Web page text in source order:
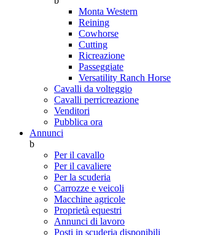
Monta Western
Reining
Cowhorse
Cutting
Ricreazione
Passeggiate
Versatility Ranch Horse
Cavalli da volteggio
Cavalli perricreazione
Venditori
Pubblica ora
Annunci
b
Per il cavallo
Per il cavaliere
Per la scuderia
Carrozze e veicoli
Macchine agricole
Proprietà equestri
Annunci di lavoro
Posti in scuderia disponibili